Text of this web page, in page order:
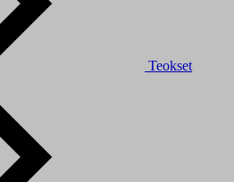
Teokset